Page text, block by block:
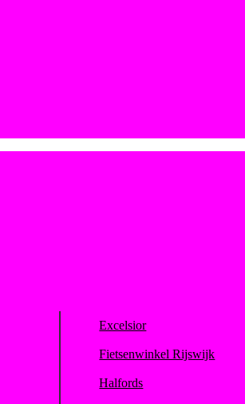
Excelsior
Fietsenwinkel Rijswijk
Halfords